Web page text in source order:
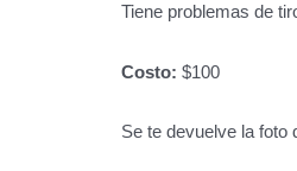
Tiene problemas de
Costo: $100
Se te devuelve la foto